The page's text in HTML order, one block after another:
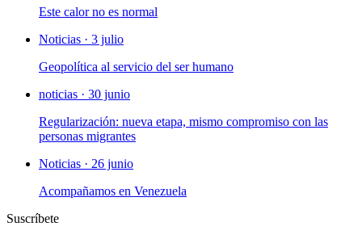
Este calor no es normal
Noticias · 3 julio
Geopolítica al servicio del ser humano
noticias · 30 junio
Regularización: nueva etapa, mismo compromiso con las
personas migrantes
Noticias · 26 junio
Acompañamos en Venezuela
Suscríbete